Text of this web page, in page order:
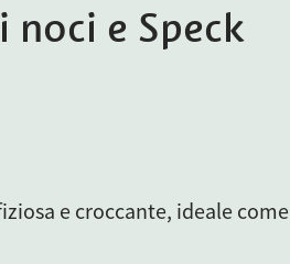
e Speck
e croccante, ideale come